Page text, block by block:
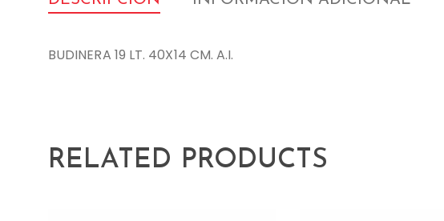
BUDINERA 19 LT. 40X14 CM. A.I.
RELATED PRODUCTS